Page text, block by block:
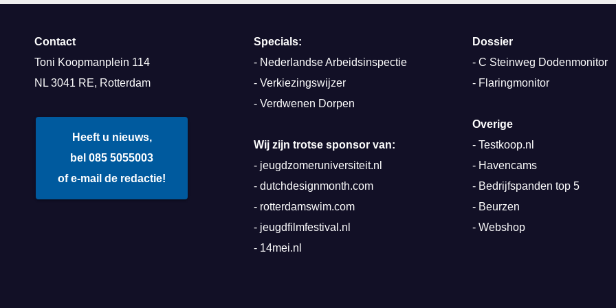
Contact
Toni Koopmanplein 114
NL 3041 RE, Rotterdam
Heeft u nieuws,
bel 085 5055003
of e-mail de redactie!
Specials:
- Nederlandse Arbeidsinspectie
- Verkiezingswijzer
- Verdwenen Dorpen
Wij zijn trotse sponsor van:
- jeugdzomeruniversiteit.nl
- dutchdesignmonth.com
- rotterdamswim.com
- jeugdfilmfestival.nl
- 14mei.nl
Dossier
- C Steinweg Dodenmonitor
- Flaringmonitor
Overige
- Testkoop.nl
- Havencams
- Bedrijfspanden top 5
- Beurzen
- Webshop